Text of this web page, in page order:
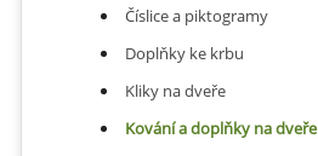
Číslice a piktogramy
Doplňky ke krbu
Kliky na dveře
Kování a doplňky na dveře